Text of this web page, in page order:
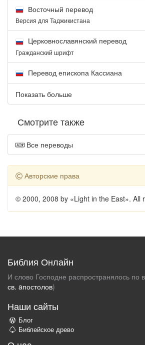
Восточный перевод
Версия для Таджикистана
Церковнославянский перевод
Гражданский шрифт
Перевод епископа Кассиана
Показать больше
Смотрите также
Все переводы
Авторские права
© 2000, 2008 by «Light in the East». All
Библия Онлайн
И слово Господне распространялось по
св. aпостолов)
Наши сайты
Блог
Библейское древо